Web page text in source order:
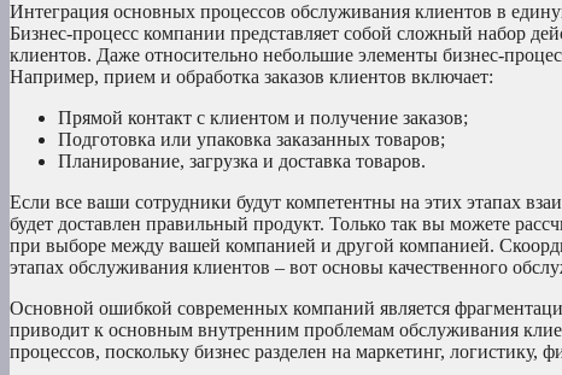
Интеграция основных процессов обслуживания клиентов в
Бизнес-процесс компании представляет собой сложный набор
клиентов. Даже относительно небольшие элементы бизнес-
Например, прием и обработка заказов клиентов включает:
Прямой контакт с клиентом и получение заказов;
Подготовка или упаковка заказанных товаров;
Планирование, загрузка и доставка товаров.
Если все ваши сотрудники будут компетентны на этих этапах
будет доставлен правильный продукт. Только так вы можете
при выборе между вашей компанией и другой компанией.
этапах обслуживания клиентов – вот основы качественного
Основной ошибкой современных компаний является
приводит к основным внутренним проблемам обслуживания
процессов, поскольку бизнес разделен на маркетинг, логистику,